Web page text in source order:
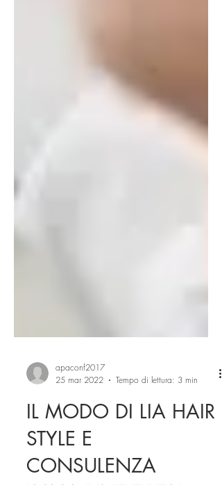
apaconf2017
25 mar 2022
Tempo di lettura: 3 min
IL MODO DI LIA HAIR
STYLE E